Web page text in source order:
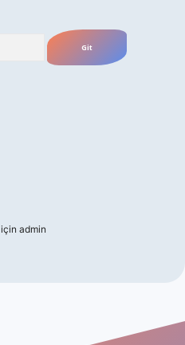
için admin